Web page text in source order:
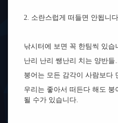
2. 소란스럽게 떠들면 안됩니
낚시터에 보면 꼭 한팀씩 있습
난리 난리 쌩난리 치는 양반
붕어는 모든 감각이 사람보다
우리는 좋아서 떠든다 해도 붕
될 수가 있습니다.